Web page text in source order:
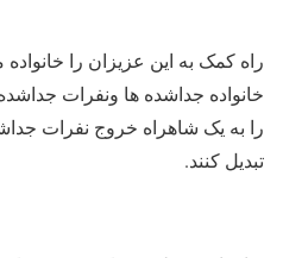
راه کمک به این عزیزان را
خانواده جداشده ها ونفرات
را به یک شاهراه خروج نفرات
تبدیل کنند.